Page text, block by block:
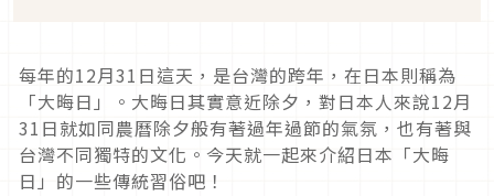
每年的12月31日這天，是台灣的跨年，在日本則稱為
「大晦日」。大晦日其實意近除夕，對日本人來說12月
31日就如同農曆除夕般有著過年過節的氣氛，也有著與
台灣不同獨特的文化。今天就一起來介紹日本「大晦
日」的一些傳統習俗吧！